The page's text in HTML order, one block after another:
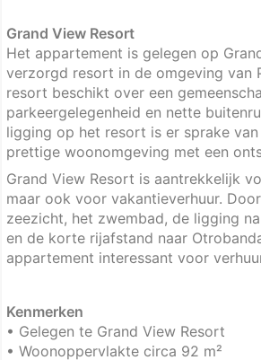
Grand View Resort
Het appartement is gelegen op
verzorgd resort in de omgeving van
resort beschikt over een
parkeergelegenheid en nette
ligging op het resort is er sprake
prettige woonomgeving met een
Grand View Resort is aantrekkelijk
maar ook voor vakantieverhuur.
zeezicht, het zwembad, de ligging
en de korte rijafstand naar
appartement interessant voor
Kenmerken
• Gelegen te Grand View Resort
• Woonoppervlakte circa 92 m²